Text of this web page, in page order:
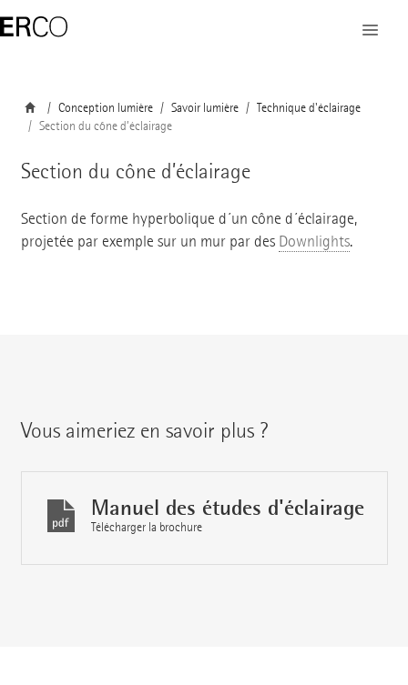
Conception lumière Savoir lumière
Technique d'éclairage
Section du cône d’éclairage
Section du cône d’éclairage
Section de forme hyperbolique d´un cône d´éclairage,
projetée par exemple sur un mur par des Downlights.
Vous aimeriez en savoir plus ?
Manuel des études d'éclairage
Télécharger la brochure